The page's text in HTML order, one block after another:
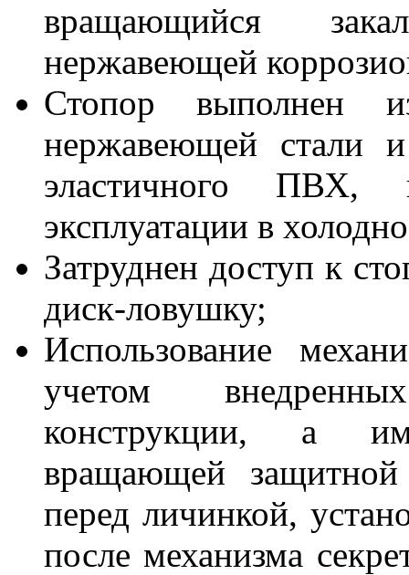
вращающийся
нержавеющей
Стопор выполнен
нержавеющей стали
эластичного ПВХ,
эксплуатации в
Затруднен доступ к
диск-ловушку;
Использование
учетом
конструкции, а
вращающей
перед личинкой,
после механизма